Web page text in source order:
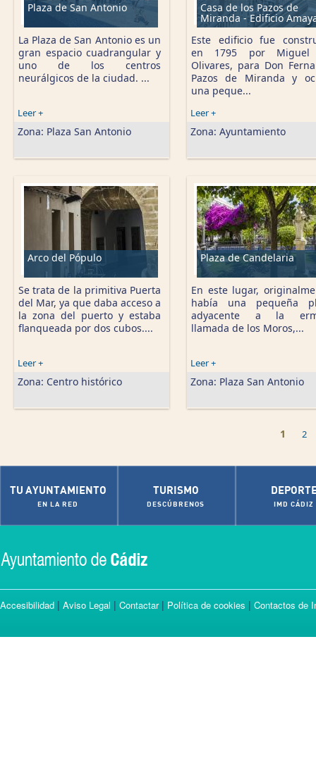
Plaza de San Antonio
La Plaza de San Antonio es un
gran espacio cuadrangular y
uno de los centros
neurálgicos de la ciudad. ...
Leer +
Zona: Plaza San Antonio
Casa de los Pazos de
Miranda - Edificio
Este edificio fue
en 1795 por
Olivares, para Don
Pazos de Miranda y
una peque...
Leer +
Zona: Ayuntamiento
Arco del Pópulo
Se trata de la primitiva Puerta
del Mar, ya que daba acceso a
la zona del puerto y estaba
flanqueada por dos cubos....
Leer +
Zona: Centro histórico
Plaza de Candelaria
En este lugar,
había una pequeña
adyacente a la
llamada de los Moros,...
Leer +
Zona: Plaza San Antonio
1 2
TU AYUNTAMIENTO
EN LA RED
TURISMO
DESCÚBRENOS IMD CÁDIZ
Accesibilidad | Aviso Legal | Contactar| Política de cookies | Contactos de